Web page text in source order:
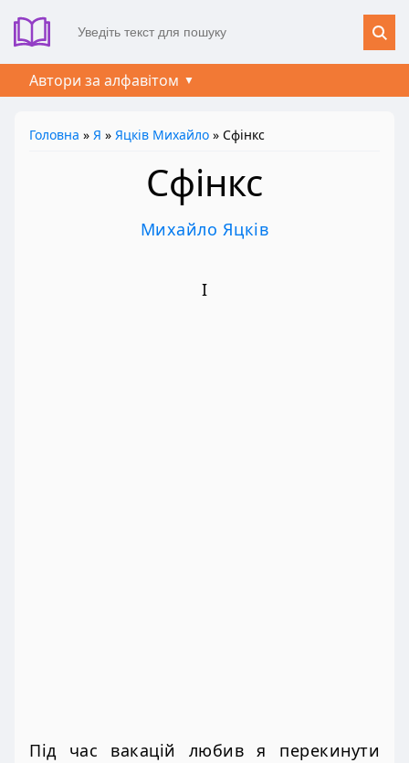
Автори за алфавітом
Головна » Я » Яцків Михайло » Сфінкс
Сфінкс
Михайло Яцків
І
Під час вакацій любив я перекинути